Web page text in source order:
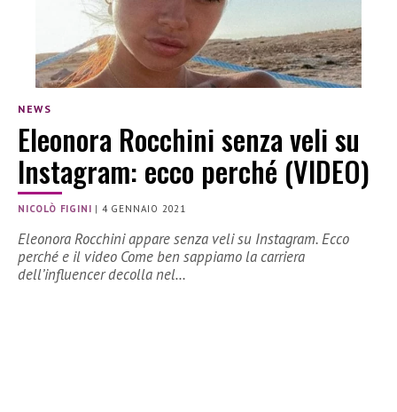
NEWS
Eleonora Rocchini senza veli su
Instagram: ecco perché (VIDEO)
NICOLÒ FIGINI | 4 GENNAIO 2021
Eleonora Rocchini appare senza veli su Instagram. Ecco
perché e il video Come ben sappiamo la carriera
dell’influencer decolla nel…